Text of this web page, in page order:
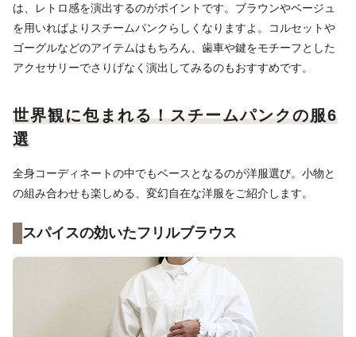
は、レトロ感を演出するのがポイントです。ブラウンやベージュ
を用いればよりスチームパンクらしくなりますよ。コルセットや
ゴーグルなどのアイテムはもちろん、歯車や鍵をモチーフとした
アクセサリーでさりげなく演出してみるのもおすすめです。
世界観に包まれる！スチームパンクの服6
選
全身コーディネートの中でもベースとなるのが洋服選び。小物と
の組み合わせも楽しめる、変幻自在な洋服をご紹介します。
スパイスの効いたフリルブラウス